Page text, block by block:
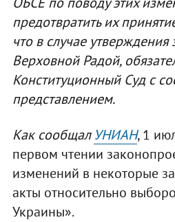
предотвратить их
что в случае утверждения
Верховной Радой,
Конституционный Суд с
представлением.
Как сообщалУНИАН, 1
первом чтении
изменений в некоторые
акты относительно
Украины».